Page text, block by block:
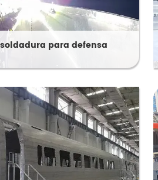
para defensa